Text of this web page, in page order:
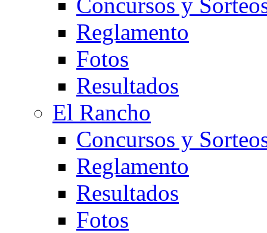
Reglamento
Fotos
Resultados
El Rancho
Concursos y
Reglamento
Resultados
Fotos